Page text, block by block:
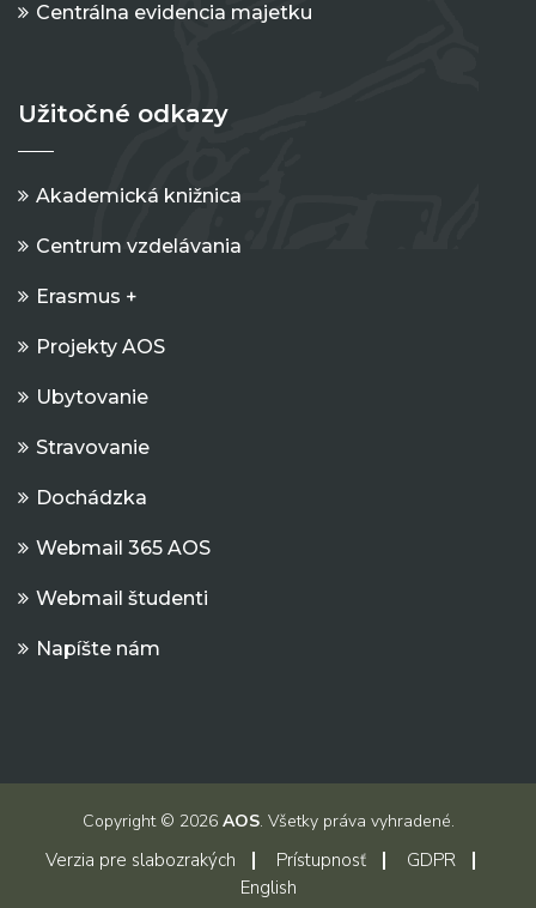
Centrálna evidencia majetku
Užitočné odkazy
Akademická knižnica
Centrum vzdelávania
Erasmus +
Projekty AOS
Ubytovanie
Stravovanie
Dochádzka
Webmail 365 AOS
Webmail študenti
Napíšte nám
Copyright © 2026 AOS. Všetky práva vyhradené.
Verzia pre slabozrakých Prístupnosť
GDPR
English